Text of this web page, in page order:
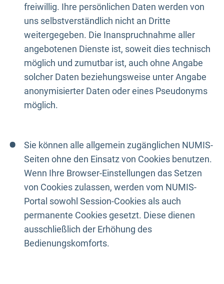
freiwillig. Ihre persönlichen Daten werden von
uns selbstverständlich nicht an Dritte
weitergegeben. Die Inanspruchnahme aller
angebotenen Dienste ist, soweit dies technisch
möglich und zumutbar ist, auch ohne Angabe
solcher Daten beziehungsweise unter Angabe
anonymisierter Daten oder eines Pseudonyms
möglich.
Sie können alle allgemein zugänglichen NUMIS-
Seiten ohne den Einsatz von Cookies benutzen.
Wenn Ihre Browser-Einstellungen das Setzen
von Cookies zulassen, werden vom NUMIS-
Portal sowohl Session-Cookies als auch
permanente Cookies gesetzt. Diese dienen
ausschließlich der Erhöhung des
Bedienungskomforts.